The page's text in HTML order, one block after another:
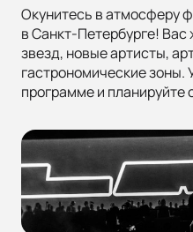
Окунитесь в атмосферу
в Санкт-Петербурге!
звезд, новые артисты,
гастрономические зоны.
программе и планируйте